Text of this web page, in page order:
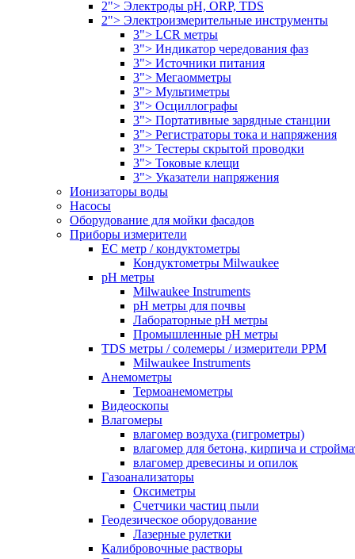
2"> Электроды pH, ORP, TDS
2"> Электроизмерительные инструменты
3"> LCR метры
3"> Индикатор чередования фаз
3"> Источники питания
3"> Мегаомметры
3"> Мультиметры
3"> Осциллографы
3"> Портативные зарядные станции
3"> Регистраторы тока и напряжения
3"> Тестеры скрытой проводки
3"> Токовые клещи
3"> Указатели напряжения
Ионизаторы воды
Насосы
Оборудование для мойки фасадов
Приборы измерители
EC метр / кондуктометры
Кондуктометры Milwaukee
pH метры
Milwaukee Instruments
pH метры для почвы
Лабораторные pH метры
Промышленные pH метры
TDS метры / солемеры / измерители PPM
Milwaukee Instruments
Анемометры
Термоанемометры
Видеоскопы
Влагомеры
влагомер воздуха (гигрометры)
влагомер для бетона, кирпича и
влагомер древесины и опилок
Газоанализаторы
Оксиметры
Счетчики частиц пыли
Геодезическое оборудование
Лазерные рулетки
Калибровочные растворы